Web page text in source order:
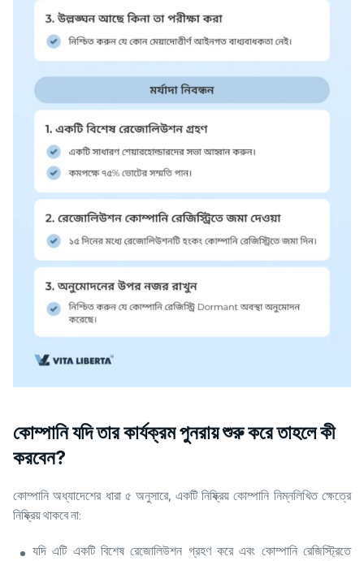
কোম্পানি যদি তার কার্যক্রম পুনরায় শুরু করে তাহলে কী
করবেন?
কোম্পানি অধ্যাদেশের ধারা ৫ অনুসারে, একটি নিষ্ক্রিয় কোম্পানি নিম্নলিখিত ক্ষেত্রে
নিষ্ক্রিয় থাকবে না:
যদি এটি একটি বিশেষ রেজোলিউশন গ্রহণ করে এবং কোম্পানি রেজিস্ট্রিতে